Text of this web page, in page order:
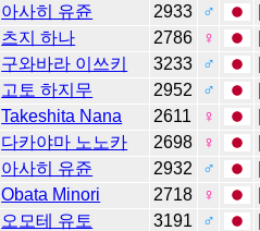
아사히 유쥰 2933 ♂
츠지 하나 2786 ♀
구와바라 이쓰키 3233 ♂
고토 하지무 2952 ♂
Takeshita Nana 2611 ♀
다카야마 노노카 2698 ♀
아사히 유쥰 2932 ♂
Obata Minori 2718 ♀
오모테 유토 3191 ♂